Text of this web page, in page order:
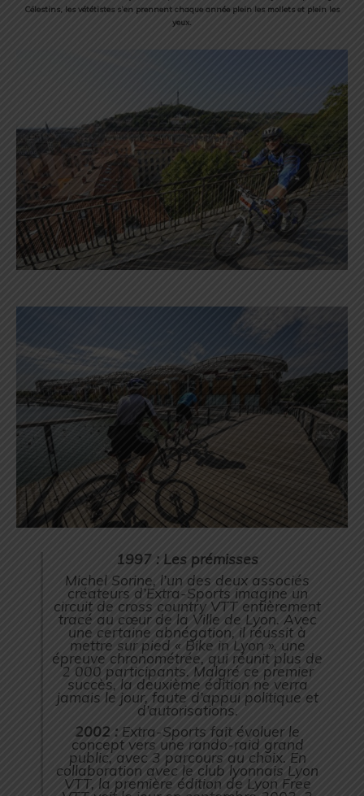
Célestins, les vététistes s’en prennent chaque année plein les mollets et plein les
yeux.
1997 : Les prémisses
Michel Sorine, l’un des deux associés
créateurs d’Extra-Sports imagine un
circuit de cross country VTT entièrement
tracé au cœur de la Ville de Lyon. Avec
une certaine abnégation, il réussit à
mettre sur pied « Bike in Lyon », une
épreuve chronométrée, qui réunit plus de
2 000 participants. Malgré ce premier
succès, la deuxième édition ne verra
jamais le jour, faute d’appui politique et
d’autorisations.
2002 : Extra-Sports fait évoluer le
concept vers une rando-raid grand
public, avec 3 parcours au choix. En
collaboration avec le club lyonnais Lyon
VTT, la première édition de Lyon Free